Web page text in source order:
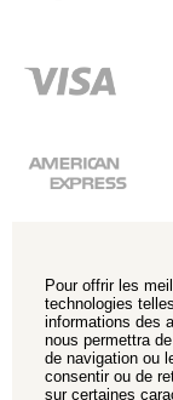
Pour offrir les
technologies
informations des
nous permettra
de navigation ou
consentir ou de
sur certaines